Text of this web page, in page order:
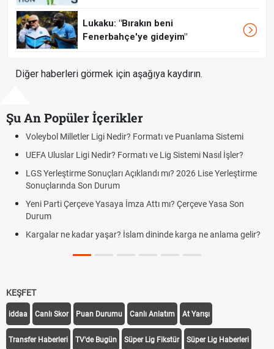
Lukaku: "Bırakın beni
Fenerbahçe'ye gideyim"
Diğer haberleri görmek için aşağıya kaydırın.
Şu An Popüler İçerikler
Milletler Ligi Nedir? Formatı ve Puanlama Sistemi
Uluslar Ligi Nedir? Formatı ve Lig Sistemi Nasıl İşler?
Yerleştirme Sonuçları Açıklandı mı? 2026 Lise Yerleştirme
Son Durum
Parti Çerçeve Yasaya İmza Attı mı? Çerçeve Yasa Son
ne kadar yaşar? İslam dininde karga ne anlama gelir?
KEŞFET
iddaa Canlı Skor Puan Durumu Canlı Anlatım At Yarışı
Transfer Haberleri TV'de Bugün Süper Lig Fikstür Süper Lig Haberleri